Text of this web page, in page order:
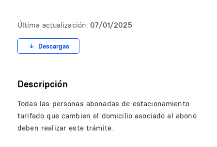
Última actualización: 07/01/2025
Descargas
Descripción
Todas las personas abonadas de estacionamiento
tarifado que cambien el domicilio asociado al abono
deben realizar este trámite.